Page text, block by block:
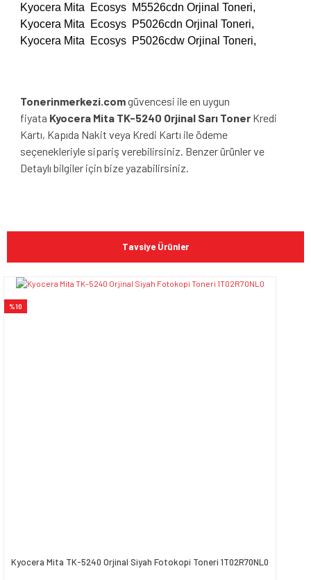
Kyocera Mita Ecosys M5526cdn Orjinal Toneri,
Kyocera Mita Ecosys P5026cdn Orjinal Toneri,
Kyocera Mita Ecosys P5026cdw Orjinal Toneri,
Tonerinmerkezi.comgüvencesi ile en uygun
fiyata Kyocera Mita TK-5240 Orjinal Sarı Toner Kredi
Kartı, Kapıda Nakit veya Kredi Kartı ile ödeme
seçenekleriyle sipariş verebilirsiniz. Benzer ürünler ve
Detaylı bilgiler için bize yazabilirsiniz.
Bu ürüne ilk yorumu siz yapın!
Yorum Yaz
konularda yetersiz gördüğünüz noktaları öneri formunu
kullanarak tarafımıza iletebilirsiniz.
Tavsiye Ürünler
%10
Kyocera Mita TK-5240 Orjinal Siyah Fotokopi Toneri 1T02R70NL0